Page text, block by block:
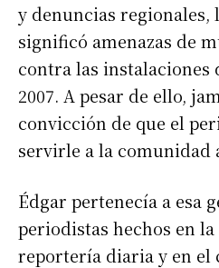
y denuncias regionales,
significó amenazas de
contra las instalaciones
2007. A pesar de ello,
convicción de que el
servirle a la comunidad
Édgar pertenecía a esa
periodistas hechos en la
reportería diaria y en el